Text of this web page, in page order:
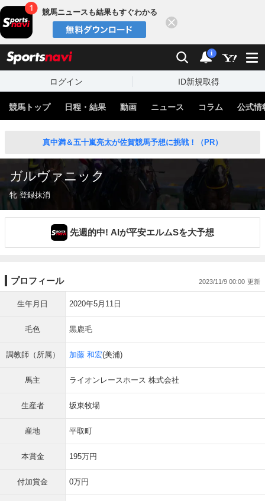
競馬ニュースも結果もすぐわかる
検索 通知
i
ログイン ID新規取得
競馬トップ 日程・結果 動画 ニュース コラム 公式情
真中満＆五十嵐亮太が佐賀競馬予想に挑戦！（PR）
ガルヴァニック
牝 登録抹消
先週的中! AIが平安エルムSを大予想
プロフィール 2023/11/9 00:00
生年月日 2020年5月11日
毛色 黒鹿毛
調教師（所属） 加藤 和宏(美浦)
馬主 ライオンレースホース 株式会社
生産者 坂東牧場
産地 平取町
本賞金 195万円
付加賞金 0万円